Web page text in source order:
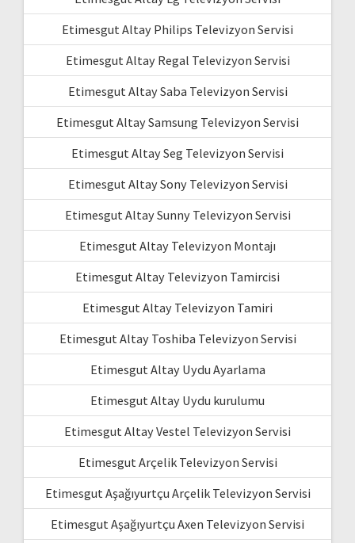
Etimesgut Altay Philips Televizyon Servisi
Etimesgut Altay Regal Televizyon Servisi
Etimesgut Altay Saba Televizyon Servisi
Etimesgut Altay Samsung Televizyon Servisi
Etimesgut Altay Seg Televizyon Servisi
Etimesgut Altay Sony Televizyon Servisi
Etimesgut Altay Sunny Televizyon Servisi
Etimesgut Altay Televizyon Montajı
Etimesgut Altay Televizyon Tamircisi
Etimesgut Altay Televizyon Tamiri
Etimesgut Altay Toshiba Televizyon Servisi
Etimesgut Altay Uydu Ayarlama
Etimesgut Altay Uydu kurulumu
Etimesgut Altay Vestel Televizyon Servisi
Etimesgut Arçelik Televizyon Servisi
Etimesgut Aşağıyurtçu Arçelik Televizyon Servisi
Etimesgut Aşağıyurtçu Axen Televizyon Servisi